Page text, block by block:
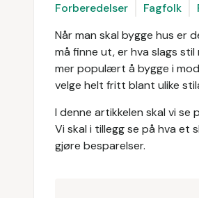
Forberedelser Fagfolk
Når man skal bygge hus er
må finne ut, er hva slags
mer populært å bygge i
velge helt fritt blant ulike
I denne artikkelen skal vi
Vi skal i tillegg se på hva et
gjøre besparelser.